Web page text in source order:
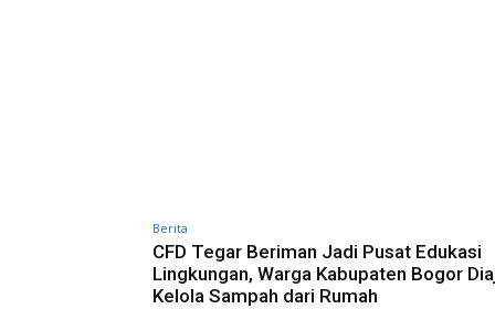
Berita
CFD Tegar Beriman Jadi Pusat Edukasi
Lingkungan, Warga Kabupaten Bogor
Kelola Sampah dari Rumah